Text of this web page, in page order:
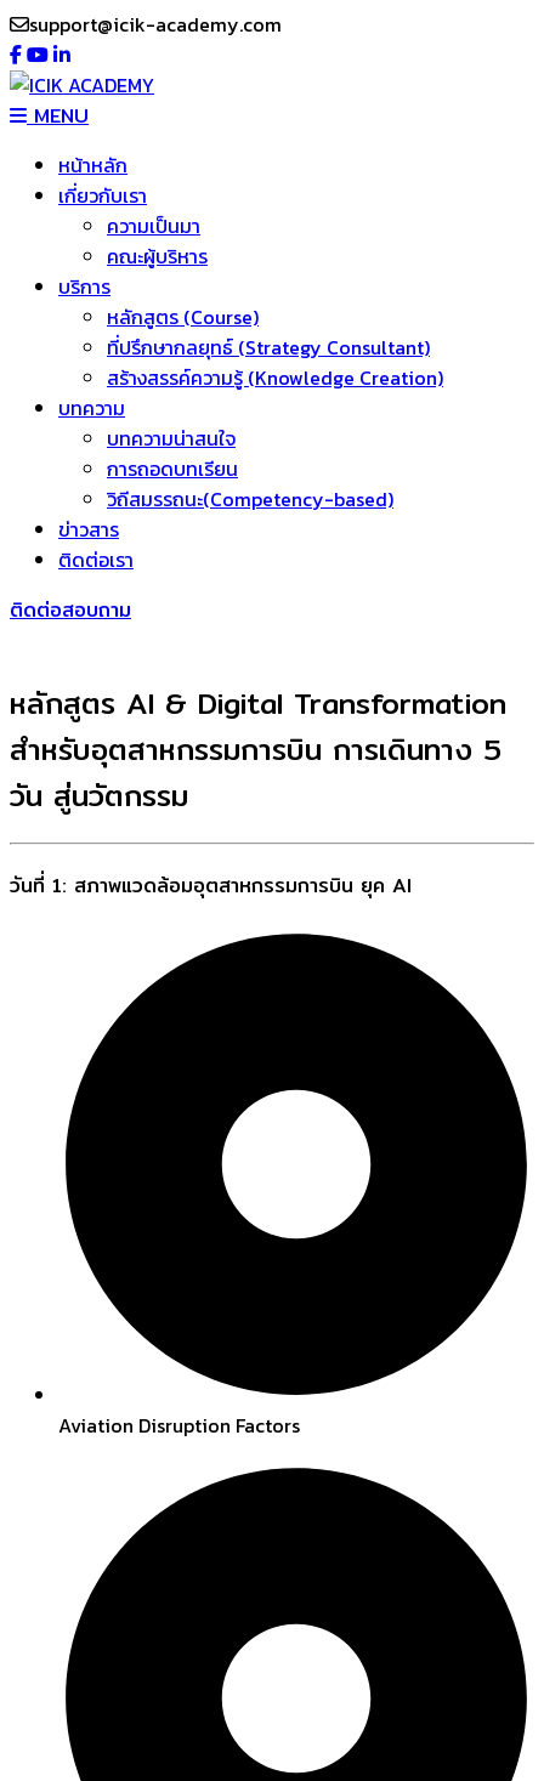
support@icik-academy.com
MENU
หน้าหลัก
เกี่ยวกับเรา
ความเป็นมา
คณะผู้บริหาร
บริการ
หลักสูตร (Course)
ที่ปรึกษากลยุทธ์ (Strategy Consultant)
สร้างสรรค์ความรู้ (Knowledge Creation)
บทความ
บทความน่าสนใจ
การถอดบทเรียน
วิถีสมรรถนะ(Competency-based)
ข่าวสาร
ติดต่อเรา
ติดต่อสอบถาม
หลักสูตร AI & Digital Transformation
สำหรับอุตสาหกรรมการบิน การเดินทาง 5
วัน สู่นวัตกรรม
วันที่ 1: สภาพแวดล้อมอุตสาหกรรมการบิน ยุค AI
Aviation Disruption Factors